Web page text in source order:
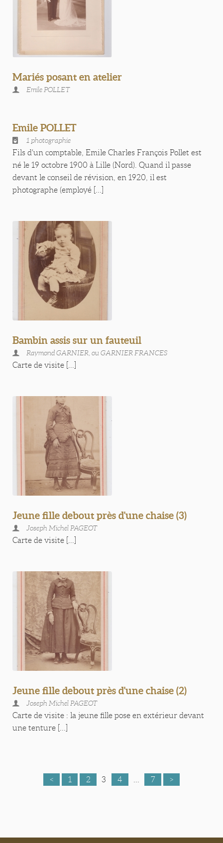
Mariés posant en atelier
Emile POLLET
Emile POLLET
1 photographie
Fils d'un comptable, Emile Charles François Pollet est
né le 19 octobre 1900 à Lille (Nord). Quand il passe
devant le conseil de révision, en 1920, il est
photographe (employé [...]
Bambin assis sur un fauteuil
Raymond GARNIER, ou GARNIER FRANCES
Carte de visite [...]
Jeune fille debout près d'une chaise (3)
Joseph Michel PAGEOT
Carte de visite [...]
Jeune fille debout près d'une chaise (2)
Joseph Michel PAGEOT
Carte de visite : la jeune fille pose en extérieur devant
une tenture [...]
< 1 2 3 4 7 >